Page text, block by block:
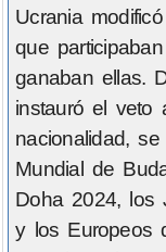
Ucrania
que
ganaban ellas.
instauró el veto
nacionalidad,
Mundial de
Doha 2024, los
y los Europeos